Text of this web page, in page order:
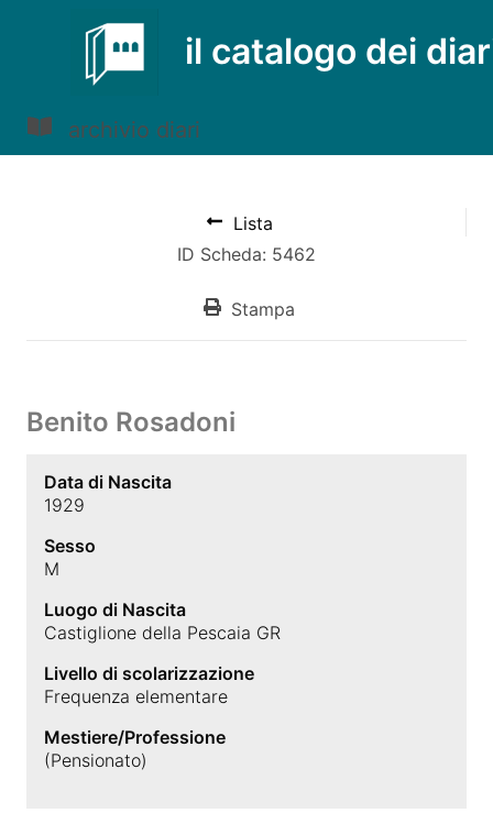
il catalogo dei
archivio diari
Lista
ID Scheda: 5462
Stampa
Benito Rosadoni
Data di Nascita
1929
Sesso
M
Luogo di Nascita
Castiglione della Pescaia GR
Livello di scolarizzazione
Frequenza elementare
Mestiere/Professione
(Pensionato)